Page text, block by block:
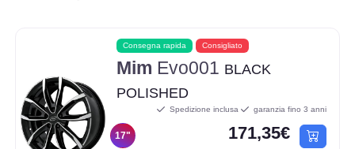
Consegna rapida Consigliato
Mim Evo001 BLACK
POLISHED
17"
Spedizione inclusa garanzia fino 3 anni
171,35€